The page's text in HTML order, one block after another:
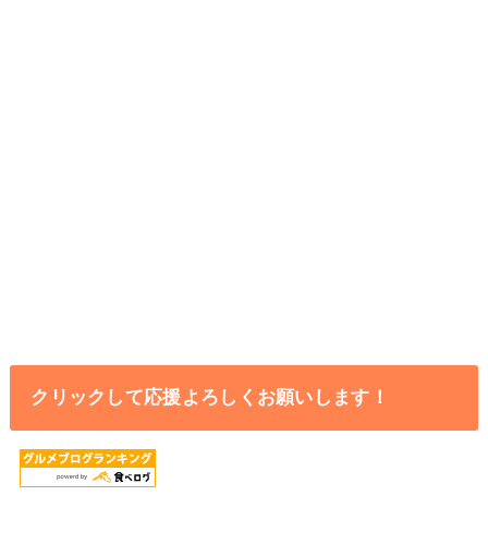
クリックして応援よろしくお願いします！